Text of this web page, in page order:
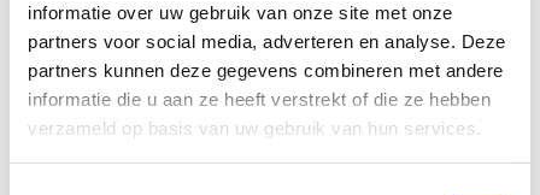
informatie over uw gebruik van onze site met onze
partners voor social media, adverteren en analyse. Deze
partners kunnen deze gegevens combineren met andere
informatie die u aan ze heeft verstrekt of die ze hebben
verzameld op basis van uw gebruik van hun services.
MAANDAG
07:00 - 22:30
DINSDAG